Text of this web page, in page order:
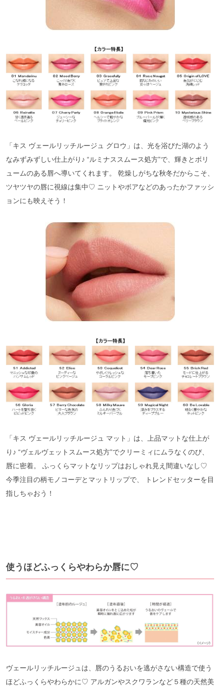
「キス ヴェールリッチルージュ グロウ」は、光を浴びた湖のよう
なみずみずしい仕上がり♪ “ルミナススムース処方”で、輝きとボリ
ュームのある唇へ導いてくれます。 乾燥しがちな秋冬だからこそ、
ツヤツヤの唇に視線は集中♡ ニットやボアなどのあったかファッシ
ョンにも映えそう！
「キス ヴェールリッチルージュ マット」は、上品マットな仕上が
り♪ “ヴェルヴェットスムース処方”でクリーミィにムラなくのび、
唇に密着。 ふっくらマットなリップはおしゃれ見え間違いなし♡
今季注目の柄モノコーデとマットリップで、 トレンドセッターを目
指しちゃおう！
使うほどふっくらやわらか唇に♡
ヴェールリッチルージュは、唇のうるおいを逃がさない構造で使う
ほどふっくらやわらかに♡ アルガンやスクワランなど５種の天然美